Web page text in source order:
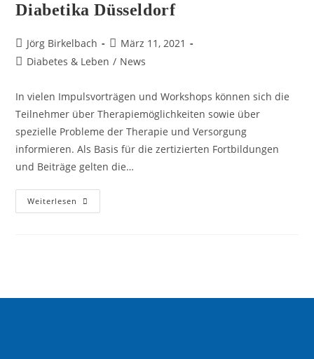
Diabetika Düsseldorf
Jörg Birkelbach
März 11, 2021
Diabetes & Leben / News
In vielen Impulsvorträgen und Workshops können sich die
Teilnehmer über Therapiemöglichkeiten sowie über
spezielle Probleme der Therapie und Versorgung
informieren. Als Basis für die zertizierten Fortbildungen
und Beiträge gelten die…
Weiterlesen